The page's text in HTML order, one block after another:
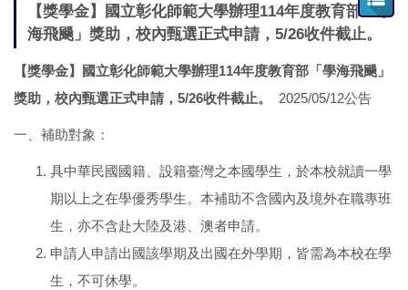
【獎學金】國立彰化師範大學辦理114年度教育部「學
海飛颺」獎助，校內甄選正式申請，5/26收件截止。
【獎學金】國立彰化師範大學辦理114年度教育部「學海飛颺」
獎助，校內甄選正式申請， 5/26收件截止。 2025/05/12公告
一、補助對象：
具中華民國國籍、設籍臺灣之本國學生，於本校就讀一學
期以上之在學優秀學生。本補助不含國內及境外在職專班
生，亦不含赴大陸及港、澳者申請。
申請人申請出國該學期及出國在外學期，皆需為本校在學
生，不可休學。